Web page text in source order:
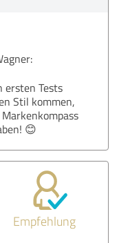
ersten Tests
Stil kommen,
😊
Empfehlung